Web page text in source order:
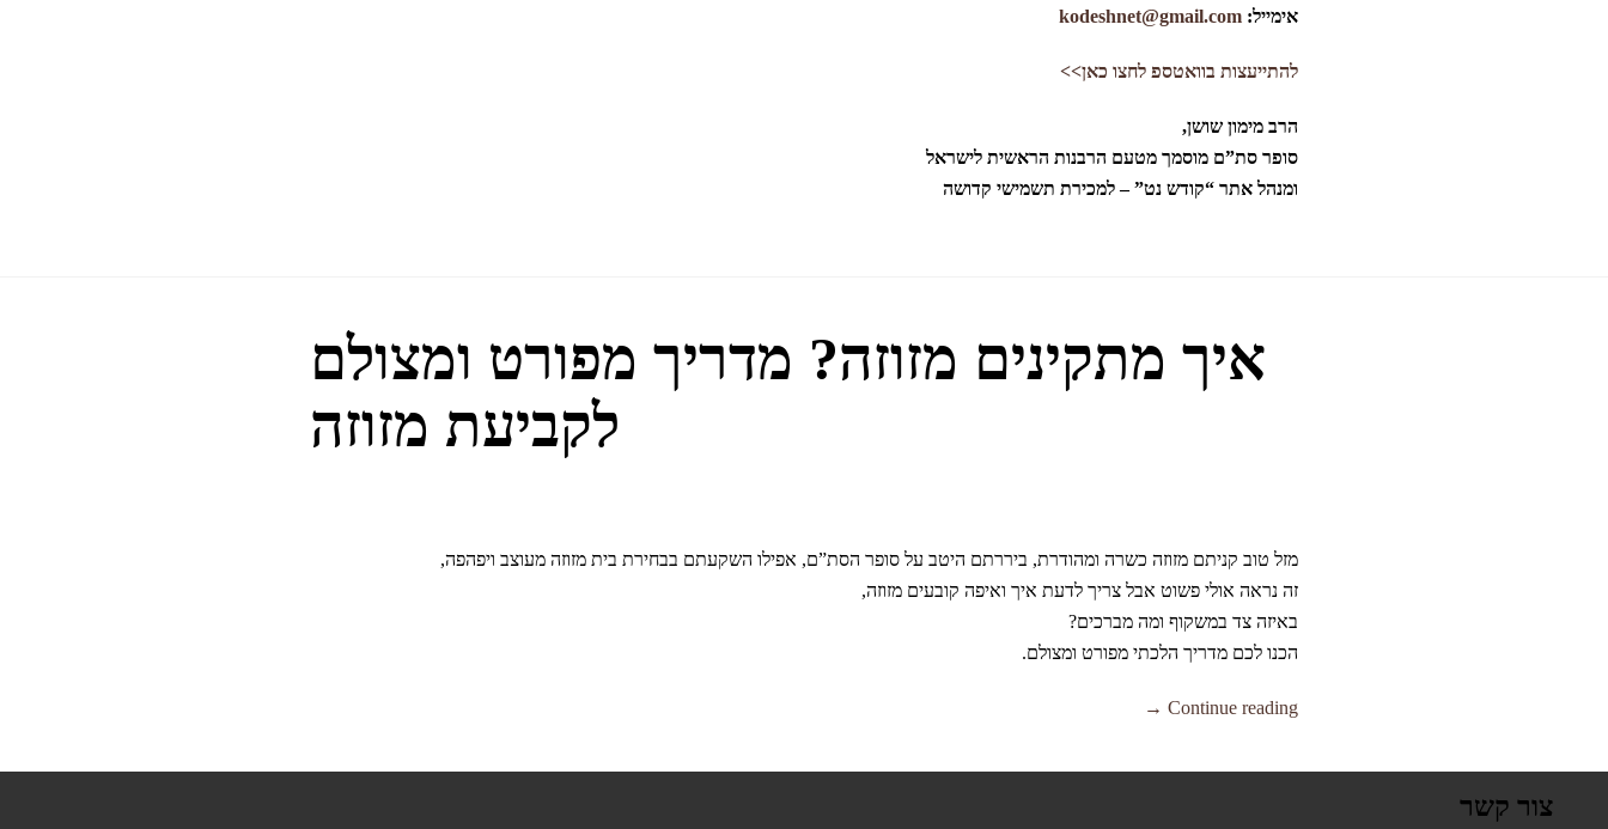
אימייל: kodeshnet@gmail.com
להתייעצות בוואטספ לחצו כאן>>
הרב מימון שושן,
סופר סת”ם מוסמך מטעם הרבנות הראשית לישראל
ומנהל אתר “קודש נט” – למכירת תשמישי קדושה
איך מתקינים מזוזה? מדריך מפורט ומצולם
לקביעת מזוזה
מזל טוב קניתם מזוזה כשרה ומהודרת, ביררתם היטב על סופר הסת”ם, אפילו השקעתם בבחירת בית מזוזה מעוצב ויפהפה,
זה נראה אולי פשוט אבל צריך לדעת איך ואיפה קובעים מזוזה,
באיזה צד במשקוף ומה מברכים?
הכנו לכם מדריך הלכתי מפורט ומצולם.
Continue reading →
צור קשר